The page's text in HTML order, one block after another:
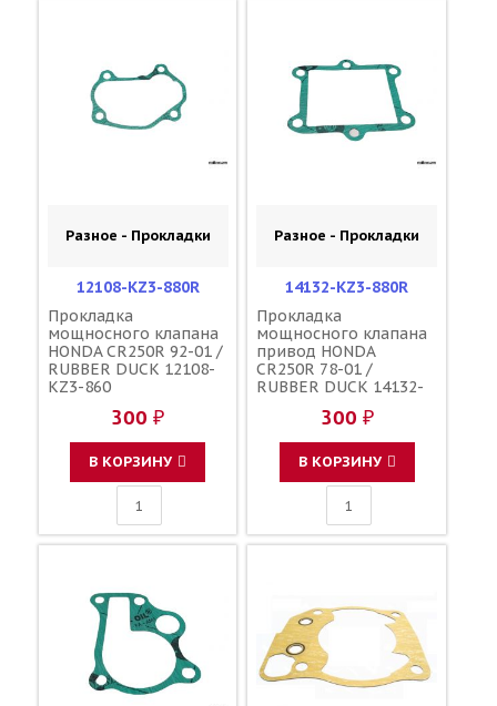
Разное - Прокладки
12108-KZ3-880R
Прокладка
мощносного клапана
HONDA CR250R 92-01 /
RUBBER DUCK 12108-
KZ3-860
300 ₽
В КОРЗИНУ
Разное - Прокладки
14132-KZ3-880R
Прокладка
мощносного клапана
привод HONDA
CR250R 78-01 /
RUBBER DUCK 14132-
300 ₽
В КОРЗИНУ